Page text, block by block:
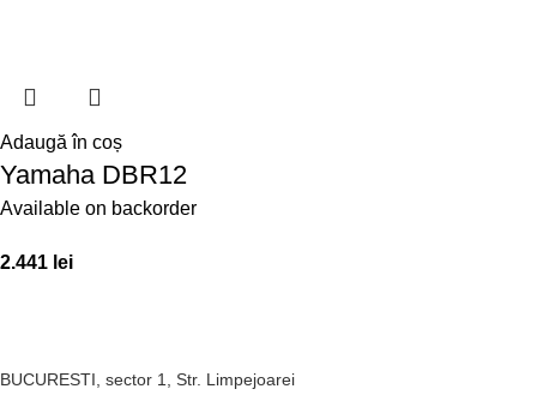
Adaugă în coș
Yamaha DBR12
Available on backorder
2.441 lei
BUCURESTI, sector 1, Str. Limpejoarei